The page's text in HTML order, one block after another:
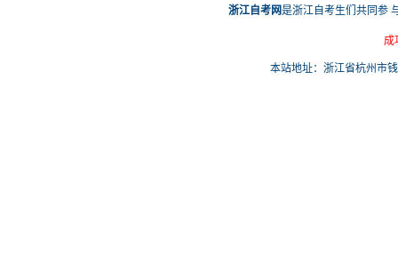
浙江自考网是浙江自考生们共同参
成
本站地址：浙江省杭州市